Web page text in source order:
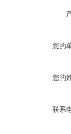
您的
您的
联系